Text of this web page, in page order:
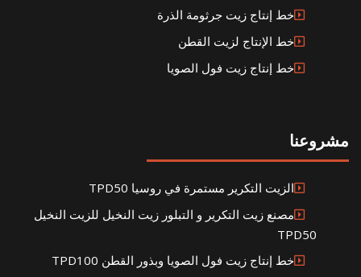
خط إنتاج زيت جرثومة الذرة
خط الإنتاج لزيت القطن
خط إنتاج زيت فول الصويا
مشروعنا
الزيت التكرير مستمرة في روسيا TPD50
مصنع زيت التكرير و التبلور زيت النخيل للزيت النخيل
TPD50
خط إنتاج زيت فول الصويا وبذور القطن TPD100